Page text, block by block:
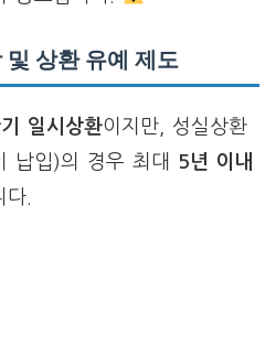
및 상환 유예 제도
일시상환이지만, 성실상환
납입)의 경우 최대
5년 이내
.